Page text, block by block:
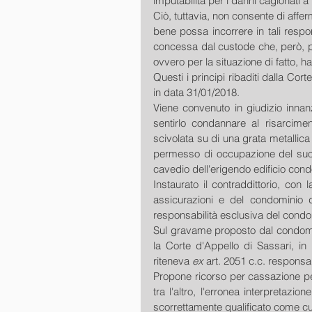
Ciò, tuttavia, non consente di
bene possa incorrere in tali
concessa dal custode che, però,
ovvero per la situazione di fatto,
Questi i principi ribaditi dalla
in data 31/01/2018.
Viene convenuto in giudizio
sentirlo condannare al
scivolata su di una grata
permesso di occupazione del
cavedio dell'erigendo edificio
Instaurato il contraddittorio, con
assicurazioni e del condominio
responsabilità esclusiva del
Sul gravame proposto dal
la Corte d'Appello di Sassari,
riteneva ex art. 2051 c.c.
Propone ricorso per cassazione
tra l'altro, l'erronea
scorrettamente qualificato come